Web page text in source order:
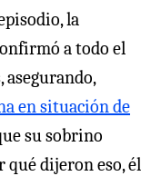
la
a todo el
asegurando,
en situación de
su sobrino
qué dijeron eso, él